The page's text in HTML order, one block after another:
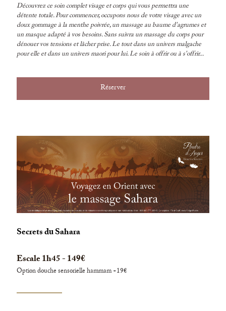
Découvrez ce soin complet visage et corps qui vous permettra une
détente totale. Pour commencer, occupons nous de votre visage avec un
doux gommage à la menthe poivrée, un massage au baume d'agrumes et
un masque adapté à vos besoins. Sans suivra un massage du corps pour
dénouer vos tensions et lâcher prise. Le tout dans un univers malgache
pour elle et dans un univers maori pour lui. Le soin à offrir ou à s'offrir...
Réserver
Secrets du Sahara
Escale 1h45 - 149€
Option douche sensorielle hammam +19€